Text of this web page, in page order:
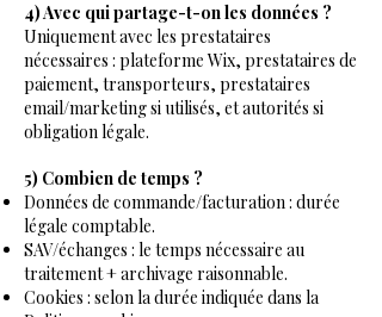
4) Avec qui partage-t-on les données ?
Uniquement avec les prestataires
nécessaires : plateforme Wix, prestataires de
paiement, transporteurs, prestataires
email/marketing si utilisés, et autorités si
obligation légale.
5) Combien de temps ?
Données de commande/facturation : durée
légale comptable.
SAV/échanges : le temps nécessaire au
traitement + archivage raisonnable.
Cookies : selon la durée indiquée dans la